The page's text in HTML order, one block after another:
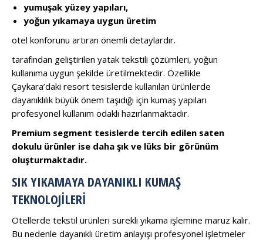
yumuşak yüzey yapıları,
yoğun yıkamaya uygun üretim
otel konforunu artıran önemli detaylardır.
tarafından geliştirilen yatak tekstili çözümleri, yoğun
kullanıma uygun şekilde üretilmektedir. Özellikle
Çaykara’daki resort tesislerde kullanılan ürünlerde
dayanıklılık büyük önem taşıdığı için kumaş yapıları
profesyonel kullanım odaklı hazırlanmaktadır.
Premium segment tesislerde tercih edilen saten
dokulu ürünler ise daha şık ve lüks bir görünüm
oluşturmaktadır.
SIK YIKAMAYA DAYANIKLI KUMAŞ
TEKNOLOJILERI
Otellerde tekstil ürünleri sürekli yıkama işlemine maruz kalır.
Bu nedenle dayanıklı üretim anlayışı profesyonel işletmeler